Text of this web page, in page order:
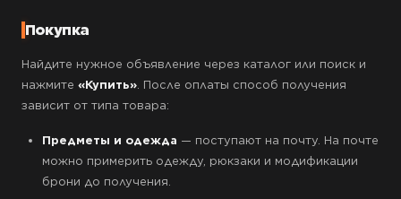
Покупка
Найдите нужное объявление через каталог или поиск и
нажмите «Купить». После оплаты способ получения
зависит от типа товара:
Предметы и одежда — поступают на почту. На почте
можно примерить одежду, рюкзаки и модификации
брони до получения.